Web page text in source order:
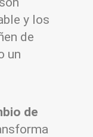
y los
de
un
de